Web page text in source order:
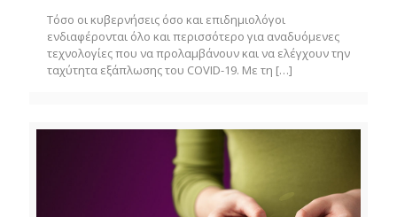
Τόσο οι κυβερνήσεις όσο και επιδημιολόγοι
ενδιαφέρονται όλο και περισσότερο για αναδυόμενες
τεχνολογίες που να προλαμβάνουν και να ελέγχουν την
ταχύτητα εξάπλωσης του COVID-19. Με τη […]